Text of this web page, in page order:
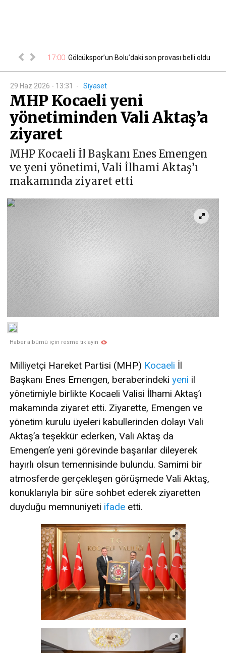
Helikopter 17:00 Gölcükspor’un Bolu’daki son provası belli oldu
29 Haz 2026 - 13:31 - Siyaset
MHP Kocaeli yeni
yönetiminden Vali Aktaş’a
ziyaret
MHP Kocaeli İl Başkanı Enes Emengen
ve yeni yönetimi, Vali İlhami Aktaş’ı
makamında ziyaret etti
Haber albümü için resme tıklayın
Milliyetçi Hareket Partisi (MHP) Kocaeli İl
Başkanı Enes Emengen, beraberindeki yeni il
yönetimiyle birlikte Kocaeli Valisi İlhami Aktaş’ı
makamında ziyaret etti. Ziyarette, Emengen ve
yönetim kurulu üyeleri kabullerinden dolayı Vali
Aktaş’a teşekkür ederken, Vali Aktaş da
Emengen’e yeni görevinde başarılar dileyerek
hayırlı olsun temennisinde bulundu. Samimi bir
atmosferde gerçekleşen görüşmede Vali Aktaş,
konuklarıyla bir süre sohbet ederek ziyaretten
duyduğu memnuniyeti ifade etti.